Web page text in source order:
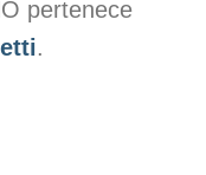
pertenece
.